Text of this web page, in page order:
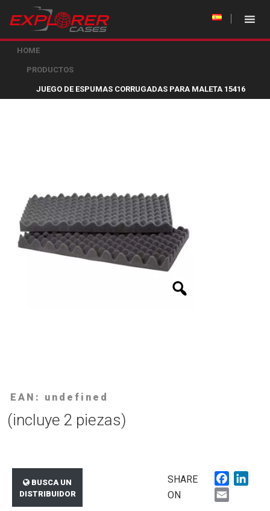
HOME
PRODUCTOS
JUEGO DE ESPUMAS CORRUGADAS PARA MALETA 15416
EAN: undefined
(incluye 2 piezas)
BUSCA UN
DISTRIBUIDOR
SHARE
ON